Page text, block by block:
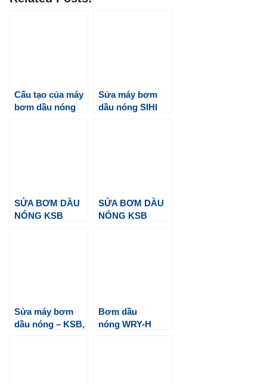
Cấu tạo của máy
bơm dầu nóng
Sửa máy bơm
dầu nóng SIHI
SỬA BƠM DẦU
NÓNG KSB
SỬA BƠM DẦU
NÓNG KSB
Sửa máy bơm
dầu nóng – KSB,
Bơm dầu
nóng WRY-H